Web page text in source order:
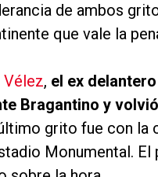
de ambos
que vale la
Vélez, el ex
Bragantino y
grito fue con la
Monumental.